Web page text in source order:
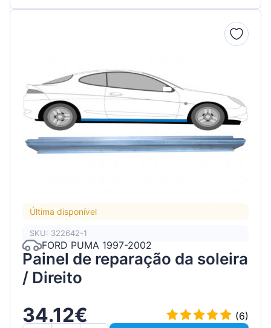
Última disponível
SKU: 322642-1
FORD PUMA 1997-2002
Painel de reparação da soleira
/ Direito
34.12€
(6)